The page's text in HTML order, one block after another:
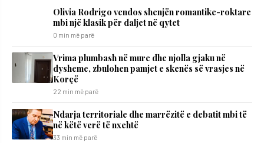
Olivia Rodrigo vendos shenjën romantike-roktare
mbi një klasik për daljet në qytet
0 min më parë
Vrima plumbash në mure dhe njolla gjaku në
dysheme, zbulohen pamjet e skenës së vrasjes në
Korçë
22 min më parë
Ndarja territoriale dhe marrëzitë e debatit mbi të
në këtë verë të nxehtë
33 min më parë